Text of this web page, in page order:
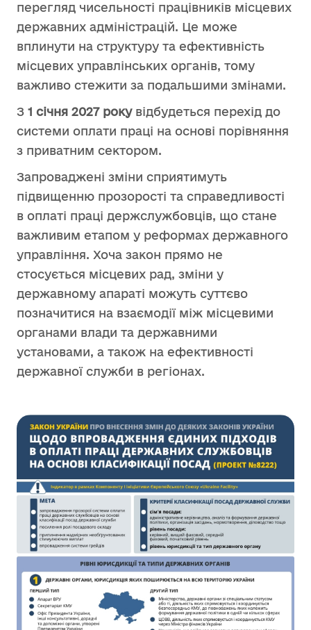
перегляд чисельності працівників місцевих
державних адміністрацій. Це може
вплинути на структуру та ефективність
місцевих управлінських органів, тому
важливо стежити за подальшими змінами.
З 1 січня 2027 рокувідбудеться перехід до
системи оплати праці на основі порівняння
з приватним сектором.
Запроваджені зміни сприятимуть
підвищенню прозорості та справедливості
в оплаті праці держслужбовців, що стане
важливим етапом у реформах державного
управління. Хоча закон прямо не
стосується місцевих рад, зміни у
державному апараті можуть суттєво
позначитися на взаємодії між місцевими
органами влади та державними
установами, а також на ефективності
державної служби в регіонах.